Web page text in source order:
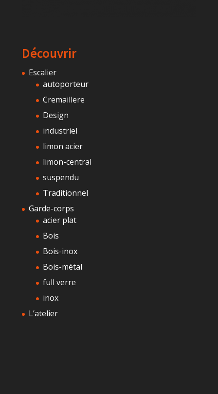
Découvrir
Escalier
autoporteur
Cremaillere
Design
industriel
limon acier
limon-central
suspendu
Traditionnel
Garde-corps
acier plat
Bois
Bois-inox
Bois-métal
full verre
inox
L’atelier